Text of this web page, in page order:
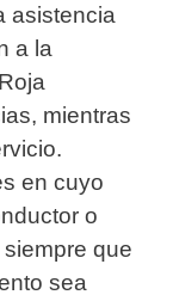
asistencia
a la
mientras
en cuyo
o
que
sea